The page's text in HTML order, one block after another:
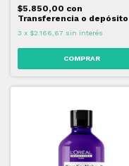
$5.850,00 con
Transferencia o depósito
3 x $2.166,67 sin interés